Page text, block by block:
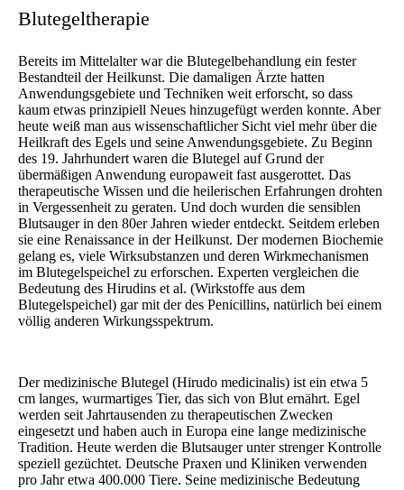
Blutegeltherapie
Bereits im Mittelalter war die Blutegelbehandlung ein fester
Bestandteil der Heilkunst. Die damaligen Ärzte hatten
Anwendungsgebiete und Techniken weit erforscht, so dass
kaum etwas prinzipiell Neues hinzugefügt werden konnte. Aber
heute weiß man aus wissenschaftlicher Sicht viel mehr über die
Heilkraft des Egels und seine Anwendungsgebiete. Zu Beginn
des 19. Jahrhundert waren die Blutegel auf Grund der
übermäßigen Anwendung europaweit fast ausgerottet. Das
therapeutische Wissen und die heilerischen Erfahrungen drohten
in Vergessenheit zu geraten. Und doch wurden die sensiblen
Blutsauger in den 80er Jahren wieder entdeckt. Seitdem erleben
sie eine Renaissance in der Heilkunst. Der modernen Biochemie
gelang es, viele Wirksubstanzen und deren Wirkmechanismen
im Blutegelspeichel zu erforschen. Experten vergleichen die
Bedeutung des Hirudins et al. (Wirkstoffe aus dem
Blutegelspeichel) gar mit der des Penicillins, natürlich bei einem
völlig anderen Wirkungsspektrum.
Der medizinische Blutegel (Hirudo medicinalis) ist ein etwa 5
cm langes, wurmartiges Tier, das sich von Blut ernährt. Egel
werden seit Jahrtausenden zu therapeutischen Zwecken
eingesetzt und haben auch in Europa eine lange medizinische
Tradition. Heute werden die Blutsauger unter strenger Kontrolle
speziell gezüchtet. Deutsche Praxen und Kliniken verwenden
pro Jahr etwa 400.000 Tiere. Seine medizinische Bedeutung